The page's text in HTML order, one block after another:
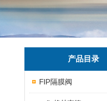
产品目录
FIP隔膜阀